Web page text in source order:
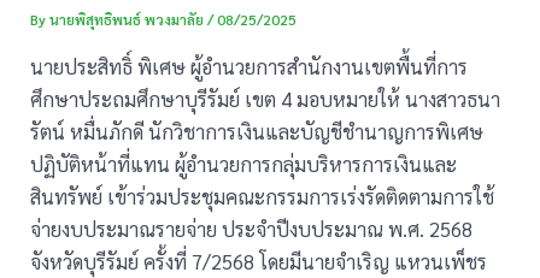
Byนายพิสุทธิพนธ์ พวงมาลัย/08/25/2025
นายประสิทธิ์ พิเศษ ผู้อำนวยการสำนักงานเขตพื้นที่การ
ศึกษาประถมศึกษาบุรีรัมย์ เขต 4 มอบหมายให้ นางสาวธนา
รัตน์ หมื่นภักดี นักวิชาการเงินและบัญชีชำนาญการพิเศษ
ปฏิบัติหน้าที่แทน ผู้อำนวยการกลุ่มบริหารการเงินและ
สินทรัพย์ เข้าร่วมประชุมคณะกรรมการเร่งรัดติดตามการใช้
จ่ายงบประมาณรายจ่าย ประจำปีงบประมาณ พ.ศ. 2568
จังหวัดบุรีรัมย์ ครั้งที่ 7/2568 โดยมีนายจำเริญ แหวนเพ็ชร